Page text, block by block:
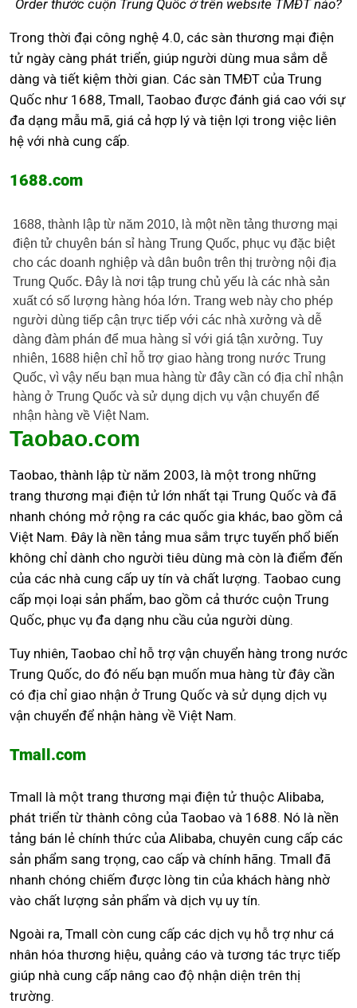
Order thước cuộn Trung Quốc ở trên website TMĐT nào?
Trong thời đại công nghệ 4.0, các sàn thương mại điện
tử ngày càng phát triển, giúp người dùng mua sắm dễ
dàng và tiết kiệm thời gian. Các sàn TMĐT của Trung
Quốc như 1688, Tmall, Taobao được đánh giá cao với sự
đa dạng mẫu mã, giá cả hợp lý và tiện lợi trong việc liên
hệ với nhà cung cấp.
1688.com
1688, thành lập từ năm 2010, là một nền tảng thương mại
điện tử chuyên bán sỉ hàng Trung Quốc, phục vụ đặc biệt
cho các doanh nghiệp và dân buôn trên thị trường nội địa
Trung Quốc. Đây là nơi tập trung chủ yếu là các nhà sản
xuất có số lượng hàng hóa lớn. Trang web này cho phép
người dùng tiếp cận trực tiếp với các nhà xưởng và dễ
dàng đàm phán để mua hàng sỉ với giá tận xưởng. Tuy
nhiên, 1688 hiện chỉ hỗ trợ giao hàng trong nước Trung
Quốc, vì vậy nếu bạn mua hàng từ đây cần có địa chỉ nhận
hàng ở Trung Quốc và sử dụng dịch vụ vận chuyển để
nhận hàng về Việt Nam.
Taobao.com
Taobao, thành lập từ năm 2003, là một trong những
trang thương mại điện tử lớn nhất tại Trung Quốc và đã
nhanh chóng mở rộng ra các quốc gia khác, bao gồm cả
Việt Nam. Đây là nền tảng mua sắm trực tuyến phổ biến
không chỉ dành cho người tiêu dùng mà còn là điểm đến
của các nhà cung cấp uy tín và chất lượng. Taobao cung
cấp mọi loại sản phẩm, bao gồm cả thước cuộn Trung
Quốc, phục vụ đa dạng nhu cầu của người dùng.
Tuy nhiên, Taobao chỉ hỗ trợ vận chuyển hàng trong nước
Trung Quốc, do đó nếu bạn muốn mua hàng từ đây cần
có địa chỉ giao nhận ở Trung Quốc và sử dụng dịch vụ
vận chuyển để nhận hàng về Việt Nam.
Tmall.com
Tmall là một trang thương mại điện tử thuộc Alibaba,
phát triển từ thành công của Taobao và 1688. Nó là nền
tảng bán lẻ chính thức của Alibaba, chuyên cung cấp các
sản phẩm sang trọng, cao cấp và chính hãng. Tmall đã
nhanh chóng chiếm được lòng tin của khách hàng nhờ
vào chất lượng sản phẩm và dịch vụ uy tín.
Ngoài ra, Tmall còn cung cấp các dịch vụ hỗ trợ như cá
nhân hóa thương hiệu, quảng cáo và tương tác trực tiếp
giúp nhà cung cấp nâng cao độ nhận diện trên thị
trường.